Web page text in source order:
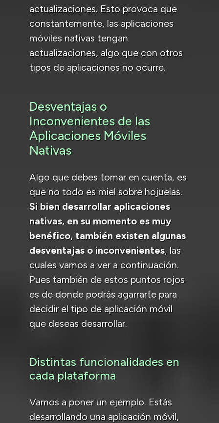
actualizaciones. Esto provoca que
constantemente, las aplicaciones
móviles nativas tengan
actualizaciones, algo que con otros
tipos de aplicaciones no ocurre.
Desventajas o
Inconvenientes de las
Aplicaciones Móviles
Nativas
Algo que debes tomar en cuenta, es
que no todo es miel sobre hojuelas.
Si bien desarrollar aplicaciones
nativas, en su momento es muy
benéfico, también existen algunas
desventajas o inconvenientes, las
cuales vamos a ver a continuación.
Pues también de estos puntos rojos
es de donde podrás agarrarte para
decidir el tipo de aplicación móvil
que deseas desarrollar.
Distintas funcionalidades en
cada plataforma
Vamos a poner un ejemplo. Estás
desarrollando una aplicación móvil,